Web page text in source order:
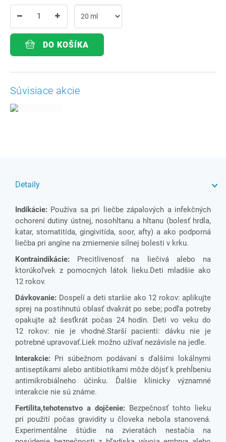
DO KOŠÍKA
Súvisiace akcie
Detaily
Indikácie: Používa sa pri liečbe zápalových a infekčných
ochorení dutiny ústnej, nosohltanu a hltanu (bolesť hrdla,
katar, stomatitída, gingivitída, soor, afty) a ako podporná
liečba pri angíne na zmiernenie silnej bolesti v krku.
Kontraindikácie: Precitlivenosť na liečivá alebo na
ktorúkoľvek z pomocných látok lieku.Deti mladšie ako
12 rokov.
Dávkovanie: Dospelí a deti staršie ako 12 rokov: aplikujte
sprej na postihnutú oblasť dvakrát po sebe; podľa potreby
opakujte až šesťkrát počas 24 hodín. Deti vo veku do
12 rokov: nie je vhodné.Starší pacienti: dávku nie je
potrebné upravovať.Liek možno užívať nezávisle na jedle.
Interakcie: Pri súbežnom podávaní s ďalšími lokálnymi
antiseptikami alebo antibiotikami môže dôjsť k prehĺbeniu
antimikrobiálneho účinku. Ďalšie
klinicky významné
interakcie nie sú známe.
Fertilita,tehotenstvo a dojčenie: Bezpečnosť tohto lieku
pri použití počas gravidity u človeka nebola stanovená.
Experimentálne štúdie na zvieratách nestačia na